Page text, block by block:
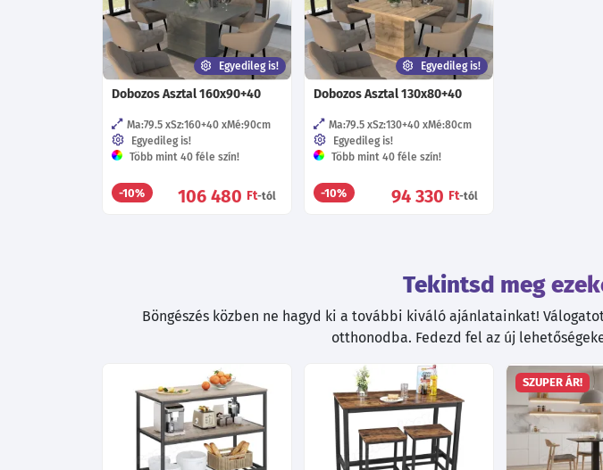
Egyedileg is!
Dobozos Asztal 160x90+40
Ma:79.5 Sz:160+40 Mé:90cm
Egyedileg is!
Több mint 40 féle szín!
-10% 106 480 Ft-tól
Egyedileg is!
Dobozos Asztal 130x80+40
Ma:79.5 Sz:130+40 Mé:80cm
Egyedileg is!
Több mint 40 féle szín!
-10% 94 330 Ft-tól
Tekintsd meg
Böngészés közben ne hagyd ki a további kiváló ajánlatainkat!
otthonodba. Fedezd fel az új
SZUPER ÁR!